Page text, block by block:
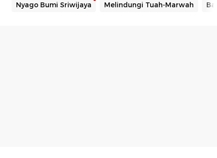
Nyago Bumi Sriwijaya Melindungi Tuah-Marwah